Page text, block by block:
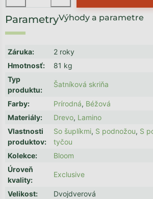
Výhody a parametre
Záruka:
2 roky
Hmotnosť:
81 kg
Typ
produktu:
Šatníková skriňa
Farby: Prírodná, Béžová
Materiály: Drevo, Lamino
Vlastnosti
produktov:
So šuplíkmi, S podnožou, S
tyčou
Kolekce:
Bloom
Úroveň
kvality:
Exclusive
Velikost: Dvojdverová